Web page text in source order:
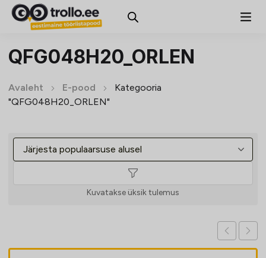
QFG048H20_ORLEN
Avaleht E-pood
Kategooria
"QFG048H20_ORLEN"
Kuvatakse üksik tulemus